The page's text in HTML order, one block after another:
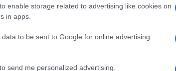
enable storage related to advertising like cookies on
in apps.
to be sent to Google for online advertising
send me personalized advertising.